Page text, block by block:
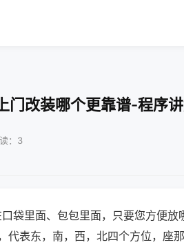
门改装哪个更靠谱-程序
：3
袋里面、包包里面，只要您方便放
代表东，南，西，北四个方位，座那